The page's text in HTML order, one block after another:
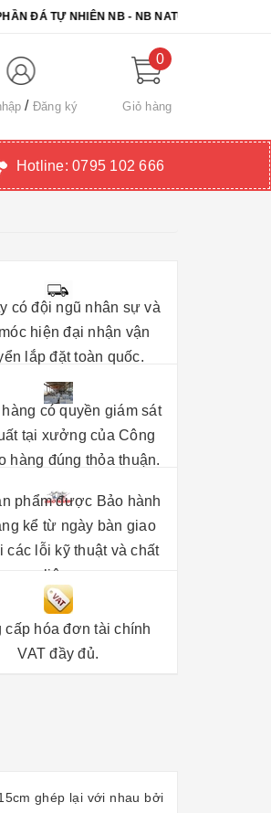
NHIÊN NB - NB NATURAL STONE. CHÚC
Đăng ký
0
Giỏ hàng
Hotline: 0795 102 666
có đội ngũ nhân sự và
hiện đại nhận vận
lắp đặt toàn quốc.
hàng có quyền giám sát
tại xưởng của Công
hàng đúng thỏa thuận.
phẩm được Bảo hành
kể từ ngày bàn giao
các lỗi kỹ thuật và chất
liệu.
cấp hóa đơn tài chính
VAT đầy đủ.
ghép lại với nhau bởi